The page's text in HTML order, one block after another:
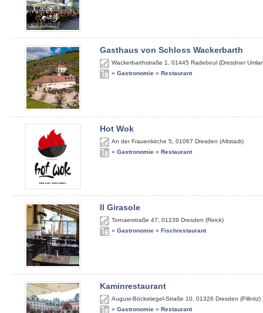
Gasthaus von Schloss Wackerbarth
Wackerbarthstraße 1 01445 Radebeul (Dresdner
» Gastronomie » Restaurant
Hot Wok
An der Frauenkirche 5 01067 Dresden (Altstadt)
» Gastronomie » Restaurant
Il Girasole
Tornaerstraße 47 01239 Dresden (Reick)
» Gastronomie » Fischrestaurant
Kaminrestaurant
August-Böckstiegel-Straße 10 01326 Dresden (Pillnitz)
» Gastronomie » Restaurant